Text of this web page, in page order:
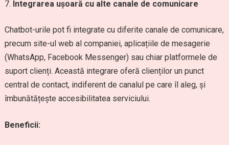
Integrarea ușoară cu alte canale de comunicare
Chatbot-urile pot fi integrate cu diferite canale de comunicare,
precum site-ul web al companiei, aplicațiile de mesagerie
(WhatsApp, Facebook Messenger) sau chiar platformele de
suport clienți. Această integrare oferă clienților un punct
central de contact, indiferent de canalul pe care îl aleg, și
îmbunătățește accesibilitatea serviciului.
Beneficii: